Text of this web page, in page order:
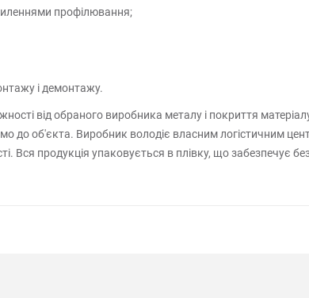
профілювання;
і демонтажу.
від обраного виробника металу і покриття
до об'єкта. Виробник володіє власним логістичним
Вся продукція упаковується в плівку, що забезпечує